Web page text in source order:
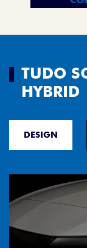
TUDO
HYBRID
DESIGN